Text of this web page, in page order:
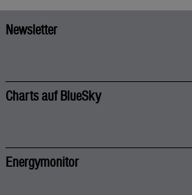
Newsletter
Charts auf BlueSky
Energymonitor